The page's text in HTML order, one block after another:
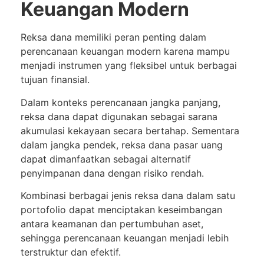
Keuangan Modern
Reksa dana memiliki peran penting dalam
perencanaan keuangan modern karena mampu
menjadi instrumen yang fleksibel untuk berbagai
tujuan finansial.
Dalam konteks perencanaan jangka panjang,
reksa dana dapat digunakan sebagai sarana
akumulasi kekayaan secara bertahap. Sementara
dalam jangka pendek, reksa dana pasar uang
dapat dimanfaatkan sebagai alternatif
penyimpanan dana dengan risiko rendah.
Kombinasi berbagai jenis reksa dana dalam satu
portofolio dapat menciptakan keseimbangan
antara keamanan dan pertumbuhan aset,
sehingga perencanaan keuangan menjadi lebih
terstruktur dan efektif.